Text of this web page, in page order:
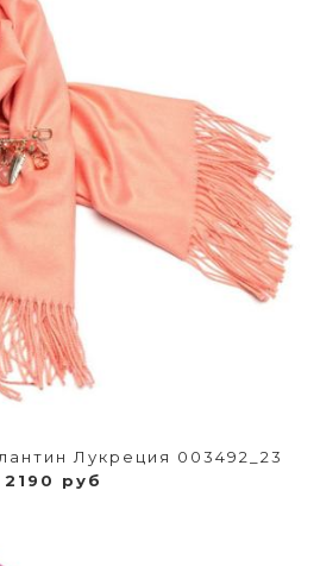
Лукреция 003492_23
2190 руб